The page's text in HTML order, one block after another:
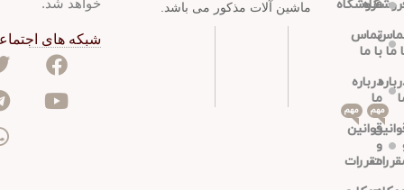
ما
مهم
فروشگاه
تماس
با ما
درباره
ما
قوانین
و
مقررات
مهم
ماشین آلات مذکور می باشد.
شبکه های